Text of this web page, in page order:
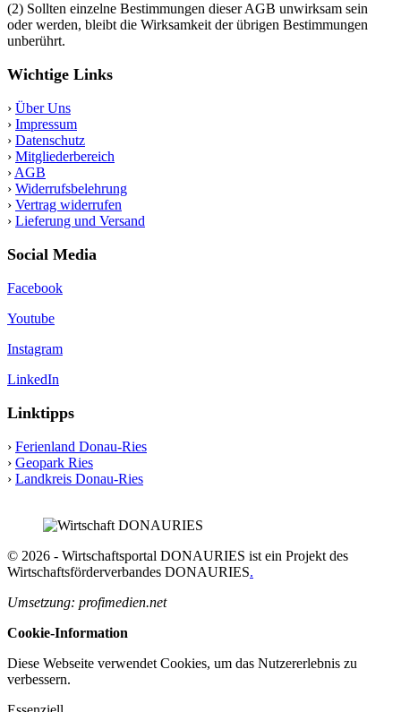
(2) Sollten einzelne Bestimmungen dieser AGB unwirksam sein
oder werden, bleibt die Wirksamkeit der übrigen Bestimmungen
unberührt.
Wichtige Links
› Über Uns
› Impressum
› Datenschutz
› Mitgliederbereich
› AGB
› Widerrufsbelehrung
› Vertrag widerrufen
› Lieferung und Versand
Social Media
Facebook
Youtube
Instagram
LinkedIn
Linktipps
› Ferienland Donau-Ries
› Geopark Ries
› Landkreis Donau-Ries
© 2026 - Wirtschaftsportal DONAURIES ist ein Projekt des
Wirtschaftsförderverbandes DONAURIES.
Umsetzung: profimedien.net
Cookie-Information
Diese Webseite verwendet Cookies, um das Nutzererlebnis zu
verbessern.